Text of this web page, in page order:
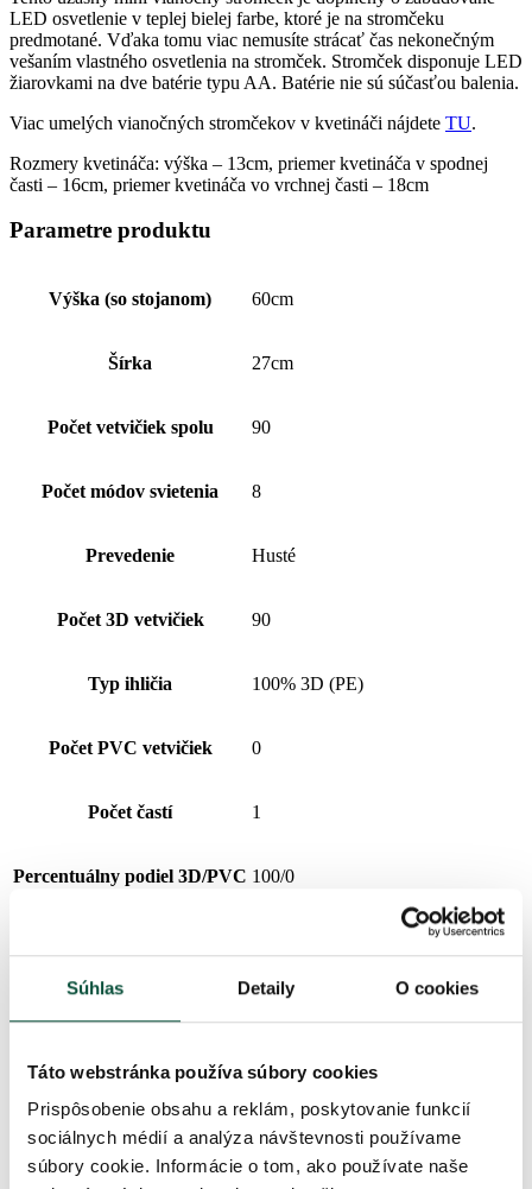
Súhlas Detaily O cookies
Táto webstránka používa súbory cookies
Prispôsobenie obsahu a reklám, poskytovanie funkcií
sociálnych médií a analýza návštevnosti používame
súbory cookie. Informácie o tom, ako používate naše
LED osvetlenie v teplej bielej farbe, ktoré je na stromčeku
predmotané. Vďaka tomu viac nemusíte strácať čas nekonečným
vešaním vlastného osvetlenia na stromček. Stromček disponuje LED
žiarovkami na dve batérie typu AA. Batérie nie sú súčasťou balenia.
Viac umelých vianočných stromčekov v kvetináči nájdete TU.
Rozmery kvetináča: výška – 13cm, priemer kvetináča v spodnej
časti – 16cm, priemer kvetináča vo vrchnej časti – 18cm
Parametre produktu
Výška (so stojanom) 60cm
Šírka 27cm
Počet vetvičiek spolu 90
Počet módov svietenia 8
Prevedenie Husté
Počet 3D vetvičiek 90
Typ ihličia 100% 3D (PE)
Počet PVC vetvičiek 0
Počet častí 1
Percentuálny podiel 3D/PVC 100/0
rozťahovací
Farba LED Teplá biela
Váha (netto) 16